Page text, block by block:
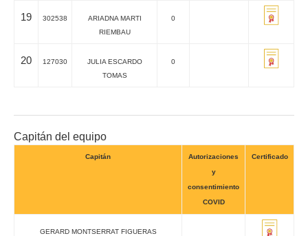
19 302538
ARIADNA MARTI
RIEMBAU
0
20 127030
JULIA ESCARDO
TOMAS
0
Capitán del equipo
Capitán
Autorizaciones
y
consentimiento
COVID
Certificado
GERARD MONTSERRAT FIGUERAS